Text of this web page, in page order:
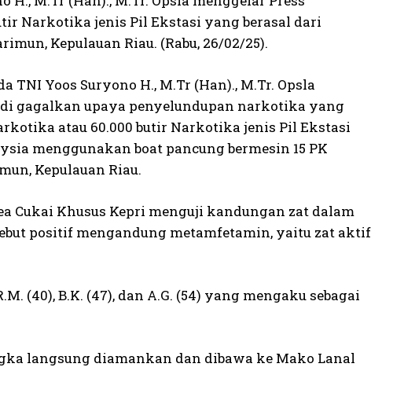
Narkotika jenis Pil Ekstasi yang berasal dari
Kepulauan Riau. (Rabu, 26/02/25).
Yoos Suryono H., M.Tr (Han)., M.Tr. Opsla
di gagalkan upaya penyelundupan narkotika yang
atau 60.000 butir Narkotika jenis Pil Ekstasi
menggunakan boat pancung bermesin 15 PK
Kepulauan Riau.
Cukai Khusus Kepri menguji kandungan zat dalam
positif mengandung metamfetamin, yaitu zat aktif
(40), B.K. (47), dan A.G. (54) yang mengaku sebagai
langsung diamankan dan dibawa ke Mako Lanal